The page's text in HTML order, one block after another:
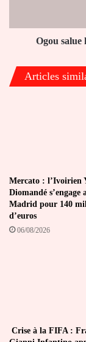
Ogou salue
Articles
Mercato : l’Ivoirien
Diomandé s’engage
Madrid pour 140
d’euros
06/08/2026
Crise à la FIFA :